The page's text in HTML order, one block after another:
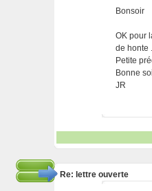
Bonsoir
OK pour
de honte .
Petite
Bonne
JR
Re: lettre ouverte